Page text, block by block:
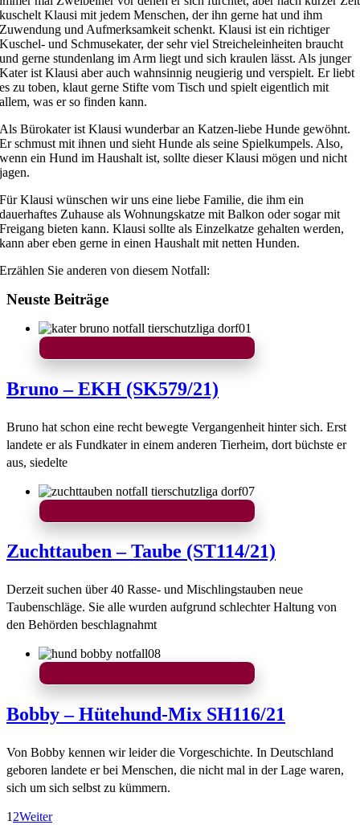
kuschelt Klausi mit jedem Menschen, der ihn gerne hat und ihm
Zuwendung und Aufmerksamkeit schenkt. Klausi ist ein richtiger
Kuschel- und Schmusekater, der sehr viel Streicheleinheiten braucht
und gerne stundenlang im Arm liegt und sich kraulen lässt. Als junger
Kater ist Klausi aber auch wahnsinnig neugierig und verspielt. Er liebt
es zu toben, klaut gerne Stifte vom Tisch und spielt eigentlich mit
allem, was er so finden kann.
Als Bürokater ist Klausi wunderbar an Katzen-liebe Hunde gewöhnt.
Er schmust mit ihnen und sieht Hunde als seine Spielkumpels. Also,
wenn ein Hund im Haushalt ist, sollte dieser Klausi mögen und nicht
jagen.
Für Klausi wünschen wir uns eine liebe Familie, die ihm ein
dauerhaftes Zuhause als Wohnungskatze mit Balkon oder sogar mit
Freigang bieten kann. Klausi sollte als Einzelkatze gehalten werden,
kann aber eben gerne in einen Haushalt mit netten Hunden.
Erzählen Sie anderen von diesem Notfall:
Neuste Beiträge
Bruno – EKH (SK579/21)
Bruno hat schon eine recht bewegte Vergangenheit hinter sich. Erst
landete er als Fundkater in einem anderen Tierheim, dort büchste er
aus, siedelte
Zuchttauben – Taube (ST114/21)
Derzeit suchen über 40 Rasse- und Mischlingstauben neue
Taubenschläge. Sie alle wurden aufgrund schlechter Haltung von
den Behörden beschlagnahmt
Bobby – Hütehund-Mix SH116/21
Von Bobby kennen wir leider die Vorgeschichte. In Deutschland
geboren landete er bei Menschen, die nicht mal in der Lage waren,
sich um sich selbst zu kümmern.
1 2Weiter